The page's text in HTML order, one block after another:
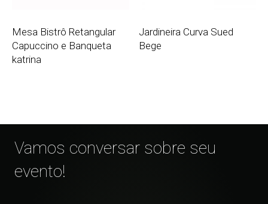
Mesa Bistrô Retangular
Capuccino e Banqueta
katrina
Jardineira Curva Sued
Bege
Vamos conversar sobre seu
evento!